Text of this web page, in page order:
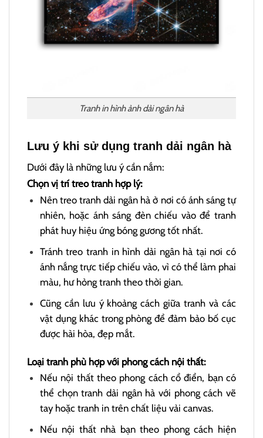
Tranh in hình ảnh dải ngân hà
Lưu ý khi sử dụng tranh dải ngân hà
Dưới đây là những lưu ý cần nắm:
Chọn vị trí treo tranh hợp lý:
Nên treo tranh dải ngân hà ở nơi có ánh sáng tự
nhiên, hoặc ánh sáng đèn chiếu vào để tranh
phát huy hiệu ứng bóng gương tốt nhất.
Tránh treo tranh in hình dải ngân hà tại nơi có
ánh nắng trực tiếp chiếu vào, vì có thể làm phai
màu, hư hỏng tranh theo thời gian.
Cũng cần lưu ý khoảng cách giữa tranh và các
vật dụng khác trong phòng để đảm bảo bố cục
được hài hòa, đẹp mắt.
Loại tranh phù hợp với phong cách nội thất:
Nếu nội thất theo phong cách cổ điển, bạn có
thể chọn tranh dải ngân hà với phong cách vẽ
tay hoặc tranh in trên chất liệu vải canvas.
Nếu nội thất nhà bạn theo phong cách hiện